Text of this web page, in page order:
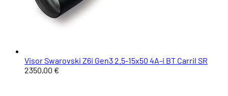
Visor Swarovski Z6i Gen3 2.5-15x50 4A-i BT Carril SR
2350,00 €